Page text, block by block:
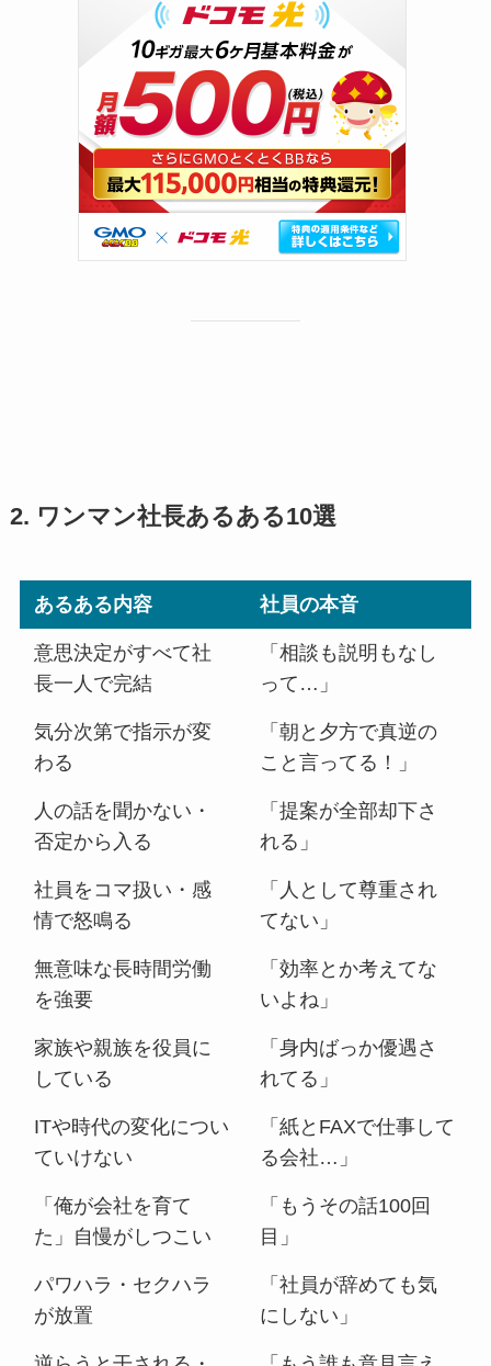
2. ワンマン社長あるある10選
あるある内容 社員の本音
意思決定がすべて社
長一人で完結
「相談も説明もなし
って…」
気分次第で指示が変
わる
「朝と夕方で真逆の
こと言ってる！」
人の話を聞かない・
否定から入る
「提案が全部却下さ
れる」
社員をコマ扱い・感
情で怒鳴る
「人として尊重され
てない」
無意味な長時間労働
を強要
「効率とか考えてな
いよね」
家族や親族を役員に
している
「身内ばっか優遇さ
れてる」
ITや時代の変化につい
ていけない
「紙とFAXで仕事して
る会社…」
「俺が会社を育て
た」自慢がしつこい
「もうその話100回
目」
パワハラ・セクハラ
が放置
「社員が辞めても気
にしない」